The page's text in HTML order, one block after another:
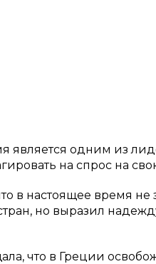
является одним из
на спрос на
в настоящее время не
но выразил
что в Греции